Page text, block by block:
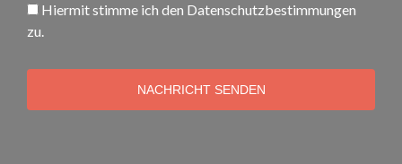
Hiermit stimme ich den Datenschutzbestimmungen
zu.
NACHRICHT SENDEN